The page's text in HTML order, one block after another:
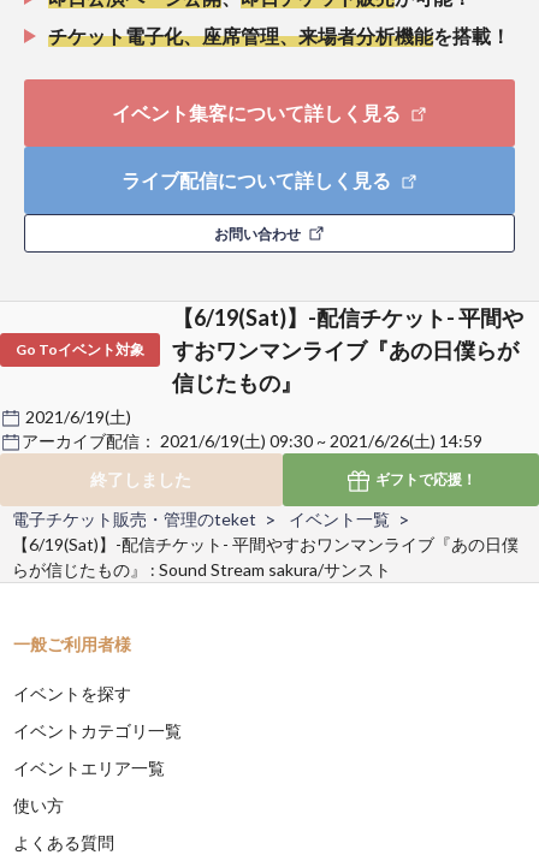
チケット電子化、座席管理、来場者分析機能を搭載！
イベント集客について詳しく見る
ライブ配信について詳しく見る
お問い合わせ
Go Toイベント対象
【6/19(Sat)】-配信チケット- 平間や
すおワンマンライブ『あの日僕らが
信じたもの』
2021/6/19(土)
アーカイブ配信： 2021/6/19(土) 09:30 ~ 2021/6/26(土) 14:59
終了しました
ギフトで応援！
電子チケット販売・管理のteket
イベント一覧
【6/19(Sat)】-配信チケット- 平間やすおワンマンライブ『あの日僕
らが信じたもの』 : Sound Stream sakura/サンスト
一般ご利用者様
イベントを探す
イベントカテゴリ一覧
イベントエリア一覧
使い方
よくある質問